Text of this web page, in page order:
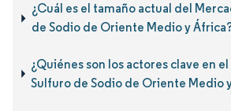
¿Cuál es el tamaño actual del
de Sodio de Oriente Medio y
¿Quiénes son los actores clave en
Sulfuro de Sodio de Oriente Medio